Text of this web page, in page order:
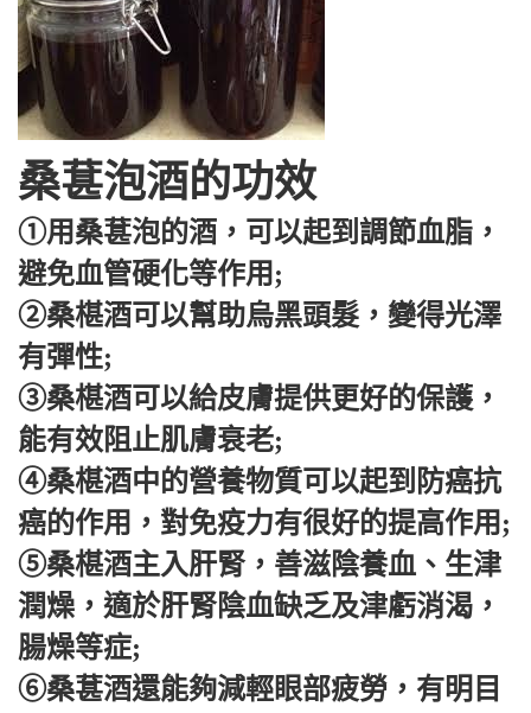
桑葚泡酒的功效
①用桑葚泡的酒，可以起到調節血脂，
避免血管硬化等作用;
②桑椹酒可以幫助烏黑頭髮，變得光澤
有彈性;
③桑椹酒可以給皮膚提供更好的保護，
能有效阻止肌膚衰老;
④桑椹酒中的營養物質可以起到防癌抗
癌的作用，對免疫力有很好的提高作用;
⑤桑椹酒主入肝腎，善滋陰養血、生津
潤燥，適於肝腎陰血缺乏及津虧消渴，
腸燥等症;
⑥桑葚酒還能夠減輕眼部疲勞，有明目